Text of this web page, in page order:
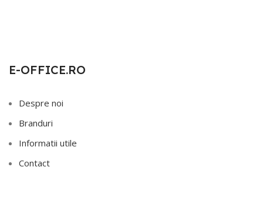
E-OFFICE.RO
Despre noi
Branduri
Informatii utile
Contact